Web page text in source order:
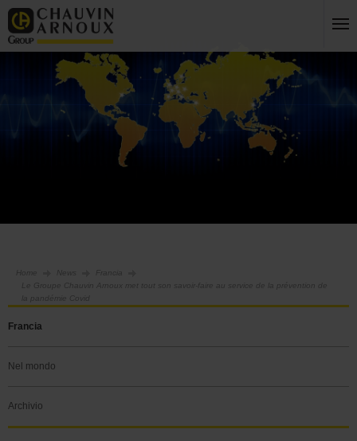
Home
Francia
Le Groupe Chauvin Arnoux met tout son savoir-faire au service de la prévention de
la pandémie Covid
Francia
Nel mondo
Archivio